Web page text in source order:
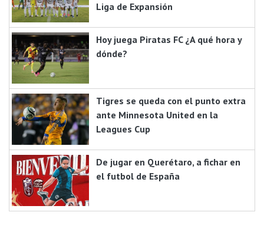
Liga de Expansión
Hoy juega Piratas FC ¿A qué hora y
dónde?
Tigres se queda con el punto extra
ante Minnesota United en la
Leagues Cup
De jugar en Querétaro, a fichar en
el futbol de España